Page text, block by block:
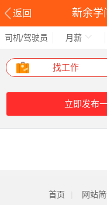
返回 新余学
司机/驾驶员 月薪
找工作
立即发布
首页 网站